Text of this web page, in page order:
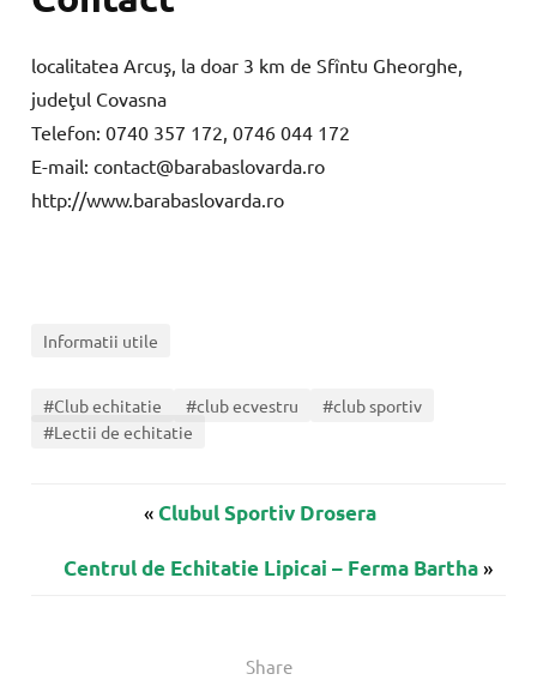
Share
localitatea Arcuş, la doar 3 km de Sfîntu Gheorghe,
judeţul Covasna
Telefon: 0740 357 172, 0746 044 172
E-mail: contact@barabaslovarda.ro
http://www.barabaslovarda.ro
Informatii utile
#Club echitatie #club ecvestru
#club sportiv
#Lectii de echitatie
«Clubul Sportiv Drosera
Centrul de Echitatie Lipicai – Ferma Bartha»